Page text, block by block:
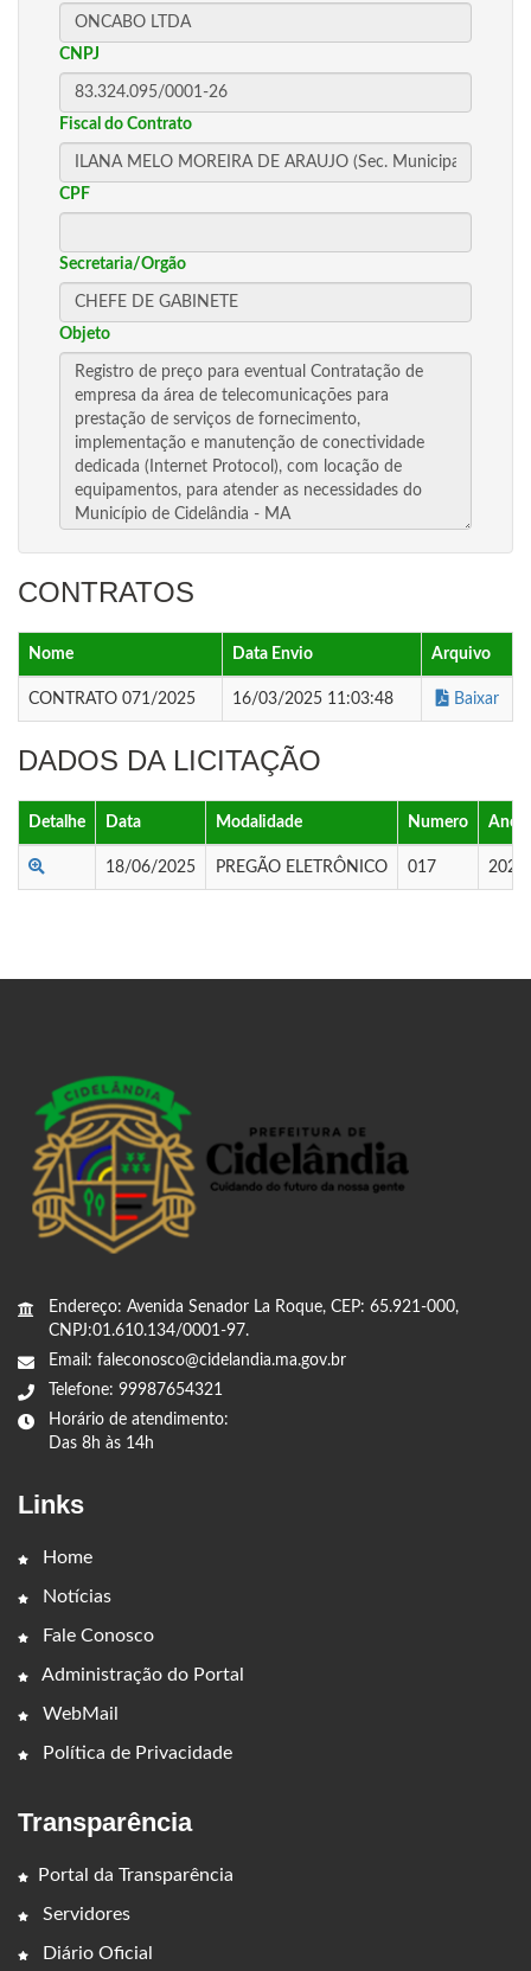
CNPJ
Fiscal do Contrato
CPF
Secretaria/Orgão
Objeto
CONTRATOS
Nome Data Envio Arquivo
CONTRATO 071/2025 16/03/2025 11:03:48 Baixar
DADOS DA LICITAÇÃO
Detalhe Data Modalidade Numero Ano
18/06/2025 PREGÃO ELETRÔNICO 017 2025
Endereço: Avenida Senador La Roque, CEP: 65.921-000,
CNPJ:01.610.134/0001-97.
Email: faleconosco@cidelandia.ma.gov.br
Telefone: 99987654321
Horário de atendimento:
Das 8h às 14h
Links
Home
Notícias
Fale Conosco
Administração do Portal
WebMail
Política de Privacidade
Transparência
Portal da Transparência
Servidores
Diário Oficial